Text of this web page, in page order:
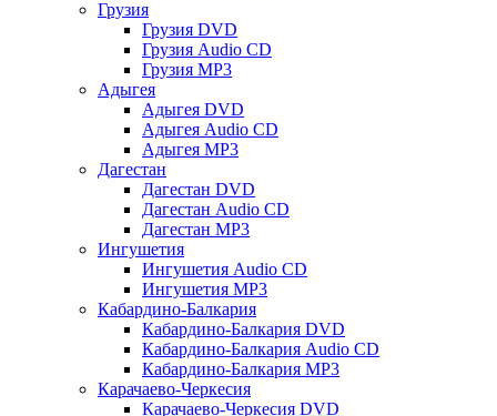
Грузия
Грузия DVD
Грузия Audio CD
Грузия MP3
Адыгея
Адыгея DVD
Адыгея Audio CD
Адыгея MP3
Дагестан
Дагестан DVD
Дагестан Audio CD
Дагестан MP3
Ингушетия
Ингушетия Audio CD
Ингушетия MP3
Кабардино-Балкария
Кабардино-Балкария DVD
Кабардино-Балкария Audio CD
Кабардино-Балкария MP3
Карачаево-Черкесия
Карачаево-Черкесия DVD